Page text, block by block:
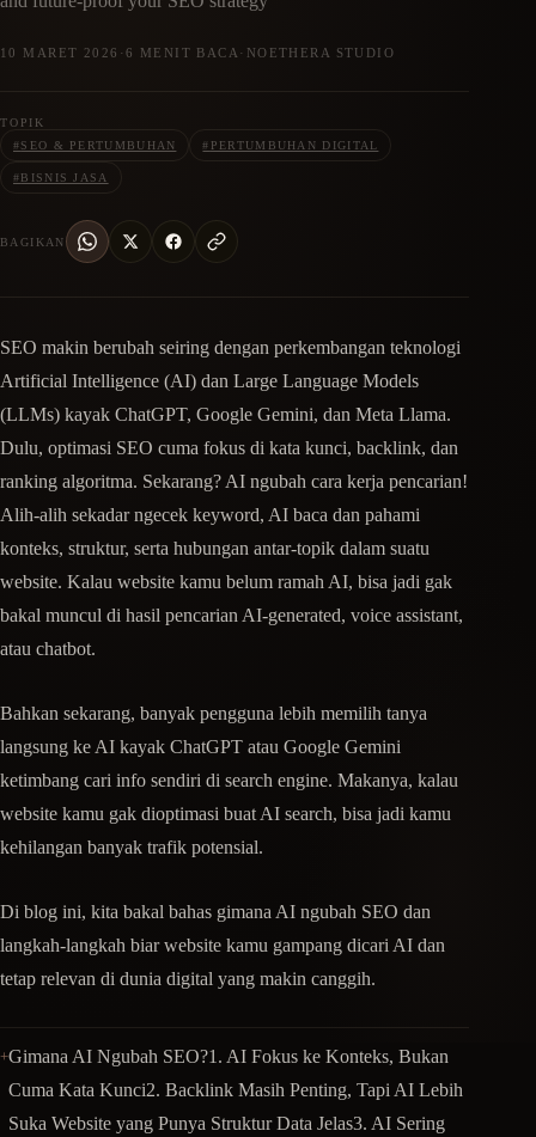
10 MARET 2026 ·6 MENIT BACA · NOETHERA STUDIO
TOPIK
#SEO & PERTUMBUHAN # PERTUMBUHAN DIGITAL
#BISNIS JASA
BAGIKAN
SEO makin berubah seiring dengan perkembangan teknologi
Artificial Intelligence (AI) dan Large Language Models
(LLMs) kayak ChatGPT, Google Gemini, dan Meta Llama.
Dulu, optimasi SEO cuma fokus di kata kunci, backlink, dan
ranking algoritma. Sekarang? AI ngubah cara kerja pencarian!
Alih-alih sekadar ngecek keyword, AI baca dan pahami
konteks, struktur, serta hubungan antar-topik dalam suatu
website. Kalau website kamu belum ramah AI, bisa jadi gak
bakal muncul di hasil pencarian AI-generated, voice assistant,
atau chatbot.
Bahkan sekarang, banyak pengguna lebih memilih tanya
langsung ke AI kayak ChatGPT atau Google Gemini
ketimbang cari info sendiri di search engine. Makanya, kalau
website kamu gak dioptimasi buat AI search, bisa jadi kamu
kehilangan banyak trafik potensial.
Di blog ini, kita bakal bahas gimana AI ngubah SEO dan
langkah-langkah biar website kamu gampang dicari AI dan
tetap relevan di dunia digital yang makin canggih.
Gimana AI Ngubah SEO?1. AI Fokus ke Konteks, Bukan
Cuma Kata Kunci2. Backlink Masih Penting, Tapi AI Lebih
Suka Website yang Punya Struktur Data Jelas3. AI Sering